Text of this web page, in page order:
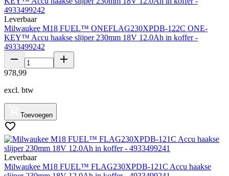
Leverbaar
Milwaukee M18 FUEL™ ONEFLAG230XPDB-122C ONE-
KEY™ Accu haakse slijper 230mm 18V 12.0Ah in koffer -
4933499242
978,99
excl. btw
Toevoegen
Leverbaar
Milwaukee M18 FUEL™ FLAG230XPDB-121C Accu haakse